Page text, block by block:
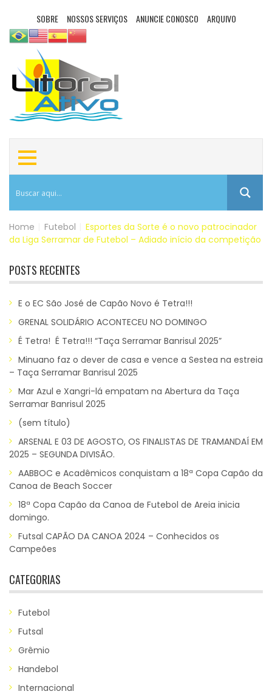
SOBRE NOSSOS SERVIÇOS ANUNCIE CONOSCO ARQUIVO
Home Futebol
Esportes da Sorte é o novo patrocinador
da Liga Serramar de Futebol – Adiado início da competição
POSTS RECENTES
E o EC São José de Capão Novo é Tetra!!!
GRENAL SOLIDÁRIO ACONTECEU NO DOMINGO
É Tetra! É Tetra!!! “Taça Serramar Banrisul 2025”
Minuano faz o dever de casa e vence a Sestea na estreia
– Taça Serramar Banrisul 2025
Mar Azul e Xangri-lá empatam na Abertura da Taça
Serramar Banrisul 2025
(sem título)
ARSENAL E 03 DE AGOSTO, OS FINALISTAS DE TRAMANDAÍ EM
2025 – SEGUNDA DIVISÃO.
AABBOC e Acadêmicos conquistam a 18ª Copa Capão da
Canoa de Beach Soccer
18ª Copa Capão da Canoa de Futebol de Areia inicia
domingo.
Futsal CAPÃO DA CANOA 2024 – Conhecidos os
Campeões
CATEGORIAS
Futebol
Futsal
Grêmio
Handebol
Internacional